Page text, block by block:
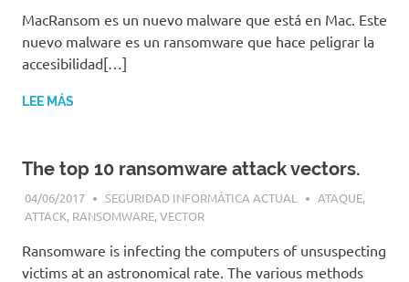
MacRansom es un nuevo malware que está en Mac. Este
nuevo malware es un ransomware que hace peligrar la
accesibilidad[…]
LEE MÁS
The top 10 ransomware attack vectors.
04/06/2017 SEGURIDAD INFORMÁTICA ACTUAL ATAQUE,
ATTACK, RANSOMWARE,VECTOR
Ransomware is infecting the computers of unsuspecting
victims at an astronomical rate. The various methods